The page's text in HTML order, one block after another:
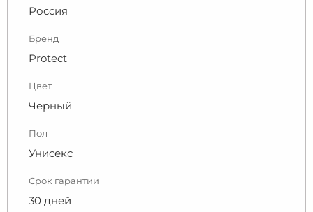
Россия
Бренд
Protect
Цвет
Черный
Пол
Унисекс
Срок гарантии
30 дней